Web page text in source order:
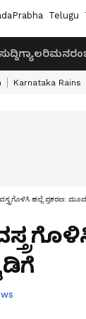
Telugu
ಸುದ್ದಿಗ್ಯಾಲರಿ
Karnataka Rains
ಹಲ್ಲೆ ಪ್ರಕರಣ: